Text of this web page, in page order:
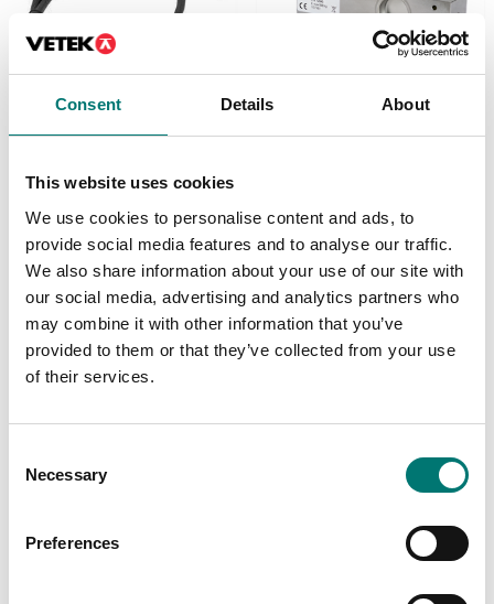
Consent Details About
This website uses cookies
We use cookies to personalise content and ads, to
provide social media features and to analyse our traffic.
We also share information about your use of our site with
our social media, advertising and analytics partners who
may combine it with other information that you’ve
provided to them or that they’ve collected from your use
of their services.
Selection
Necessary
Preferences
kontakt ut från WWS
Artikelnr: 14CAVOM128P0.5M
995 kr
Finns i flera varianter
Pris från: 3 190 kr